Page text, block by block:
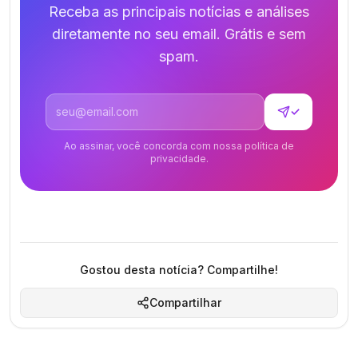
Receba as principais notícias e análises
diretamente no seu email. Grátis e sem
spam.
Endereço de email
✓
Ao assinar, você concorda com nossa política de
privacidade.
Gostou desta notícia? Compartilhe!
Compartilhar